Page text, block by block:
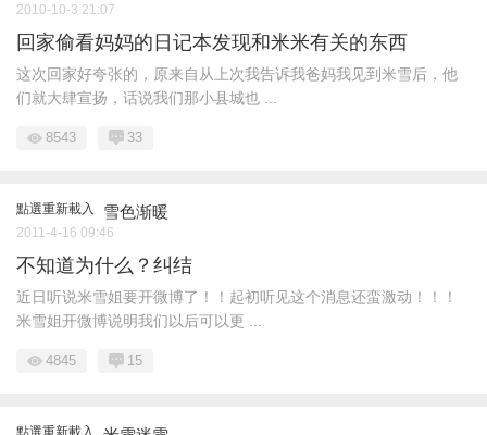
2010-10-3 21:07
回家偷看妈妈的日记本发现和米米有关的东西
这次回家好夸张的，原来自从上次我告诉我爸妈我见到米雪后，他
们就大肆宣扬，话说我们那小县城也 ...
8543 33
點選重新載入 雪色渐暖
2011-4-16 09:46
不知道为什么？纠结
近日听说米雪姐要开微博了！！起初听见这个消息还蛮激动！！！
米雪姐开微博说明我们以后可以更 ...
4845 15